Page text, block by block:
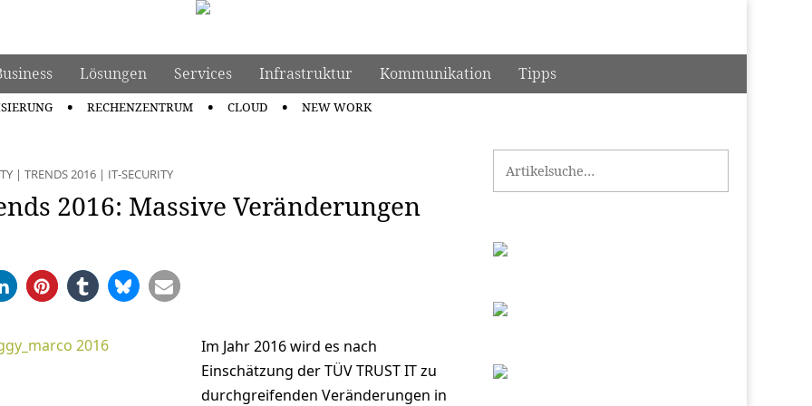
Lösungen Services Infrastruktur Kommunikation Tipps
RECHENZENTRUM CLOUD NEW WORK
| TRENDS 2016| IT-SECURITY
2016: Massive Veränderungen
Im Jahr 2016 wird es nach
Einschätzung der TÜV TRUST IT zu
durchgreifenden Veränderungen in